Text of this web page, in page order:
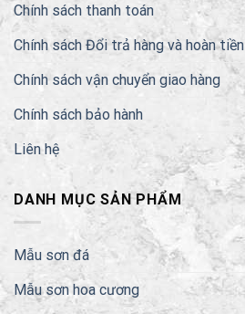
Chính sách thanh toán
Chính sách Đổi trả hàng và hoàn tiền
Chính sách vận chuyển giao hàng
Chính sách bảo hành
Liên hệ
DANH MỤC SẢN PHẨM
Mẫu sơn đá
Mẫu sơn hoa cương